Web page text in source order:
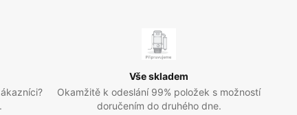
Vše skladem
Okamžitě k odeslání 99% položek s možností
doručením do druhého dne.